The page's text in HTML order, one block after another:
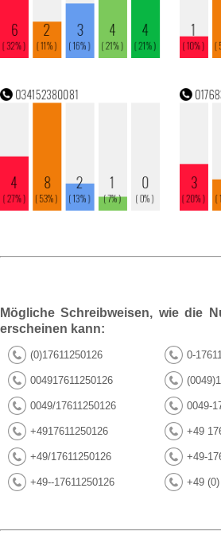
Mögliche Schreibweisen, wie die
erscheinen kann:
(0)17611250126 0-
004917611250126
0049/17611250126 0049-
+4917611250126 +49
+49/17611250126 +49-
+49--17611250126 +49